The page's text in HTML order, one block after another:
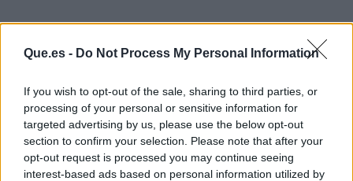
Que.es - Do Not Process My Personal Information
If you wish to opt-out of the sale, sharing to third parties, or
processing of your personal or sensitive information for
targeted advertising by us, please use the below opt-out
section to confirm your selection. Please note that after your
opt-out request is processed you may continue seeing
interest-based ads based on personal information utilized by